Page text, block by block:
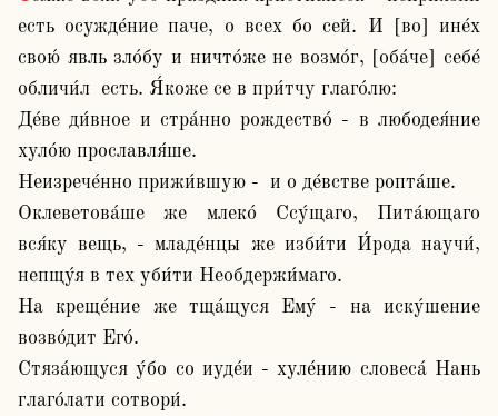
есть осужде́ние паче, о всех бо сей. И [во] ине́х
свою́ явль зло́бу и ничто́же не возмо́г, [оба́че] себе́
обличи́л  есть. Я́коже се в при́тчу глаго́лю:
Де́ве ди́вное и стра́нно рождество́ - в любодея́ние
хуло́ю прославля́ше.
Неизрече́нно прижи́вшую -  и о де́встве ропта́ше.
Оклеветова́ше же млеко́ Ссу́щаго, Пита́ющаго
вся́ку вещь, - младе́нцы же изби́ти И́рода научи́,
непщу́я в тех уби́ти Необдержи́маго.
На креще́ние же тща́щуся Ему́ - на иску́шение
возво́дит Его́.
Стяза́ющуся у́бо со иуде́и - хуле́нию словеса́ Нань
глаго́лати сотвори́.